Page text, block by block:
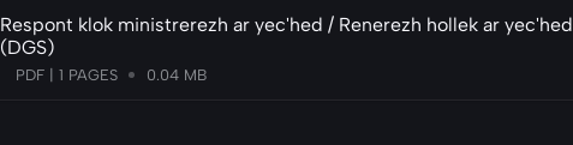
Respont klok ministrerezh ar yec'hed / Renerezh hollek ar yec'hed
(DGS)
PDF | 1 PAGES 0.04 MB